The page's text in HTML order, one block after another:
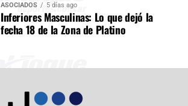
ASOCIADOS 5 días ago
Inferiores Masculinas: Lo que dejó la
fecha 18 de la Zona de Platino